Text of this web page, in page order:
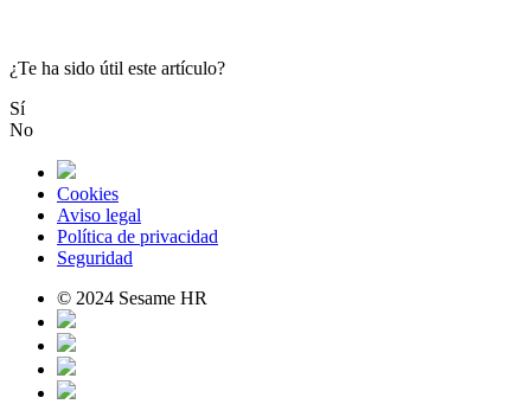
¿Te ha sido útil este artículo?
Sí
No
Cookies
Aviso legal
Política de privacidad
Seguridad
© 2024 Sesame HR